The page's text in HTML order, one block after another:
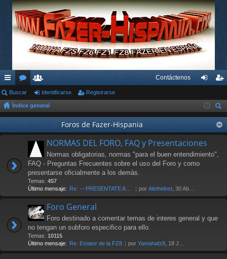
nl
ac
or
os
su
ari
Contáctenos
nti
se
ist
ra
Buscar Identificarse Registrarse
Índice general
us
car
Foros de Fazer-Hispania
NORMAS DEL FORO, FAQ y Presentaciones
Normas obligatorias, normas "para el buen entendimiento",
FAQ - Preguntas Frecuentes sobre el uso del Foro y como
presentarse oficialmente a los demás.
Temas: 457
Último mensaje: Re: ---PRESENTATE AL FORO AQU… por Alethelost , 30 Abr 2026 19:20
Foro General
Foro destinado a comentar temas de interes general y que
no tengan un subforo especifico para ello.
Temas: 10115
Último mensaje: Re: Estator de la FZ8 por Yamahafz8 , 18 Jul 2026 20:04